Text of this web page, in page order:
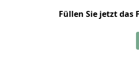
Füllen Sie jetzt das